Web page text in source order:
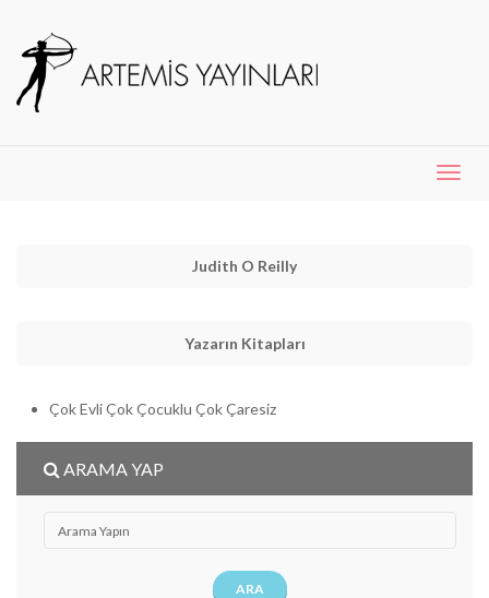
Judith O Reilly
Yazarın Kitapları
Çok Evli Çok Çocuklu Çok Çaresiz
ARAMA YAP
ARA